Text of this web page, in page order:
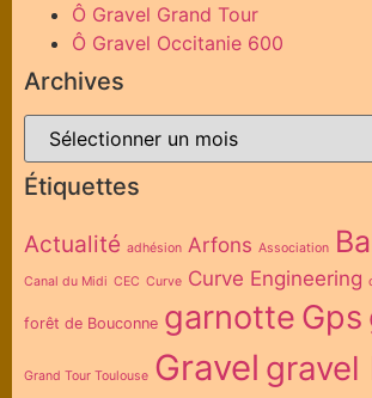
Ô Gravel Grand Tour
Ô Gravel Occitanie 600
Archives
Étiquettes
Actualité adhésion Arfons Association
Canal du Midi CEC Curve Curve Engineering
forêt de Bouconne garnotte Gps
Grand Tour Toulouse Gravel gravel